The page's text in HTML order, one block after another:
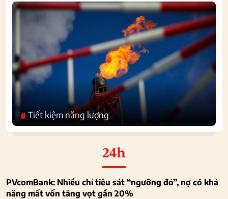
#Tiết kiệm năng lượng
24h
PVcomBank: Nhiều chỉ tiêu sát “ngưỡng đỏ”, nợ có khả
năng mất vốn tăng vọt gần 20%